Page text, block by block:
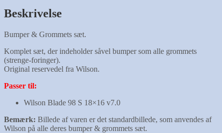
Beskrivelse
Bumper & Grommets sæt.
Komplet sæt, der indeholder såvel bumper som alle grommets
(strenge-foringer).
Original reservedel fra Wilson.
Passer til:
Wilson Blade 98 S 18×16 v7.0
Bemærk: Billede af varen er det standardbillede, som anvendes af
Wilson på alle deres bumper & grommets sæt.